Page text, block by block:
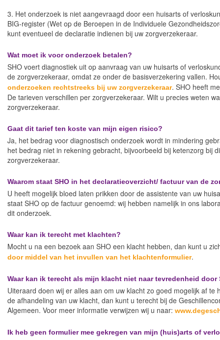
3. Het onderzoek is niet aangevraagd door een huisarts of
BIG-register (Wet op de Beroepen in de Individuele
kunt eventueel de declaratie indienen bij uw zorgverzekeraar.
Wat moet ik voor onderzoek betalen?
SHO voert diagnostiek uit op aanvraag van uw huisarts of
de zorgverzekeraar, omdat ze onder de basisverzekering vallen.
onderzoeken rechtstreeks bij uw zorgverzekeraar. SHO heeft
De tarieven verschillen per zorgverzekeraar. Wilt u precies weten
zorgverzekeraar.
Gaat dit tarief ten koste van mijn eigen risico?
Ja, het bedrag voor diagnostisch onderzoek wordt in mindering
het bedrag niet in rekening gebracht, bijvoorbeeld bij ketenzorg bij
zorgverzekeraar.
Waarom staat SHO in het declaratieoverzicht/ factuur van de
U heeft mogelijk bloed laten prikken door de assistente van uw
staat SHO op de factuur genoemd: wij hebben namelijk in ons
dit onderzoek.
Waar kan ik terecht met klachten?
Mocht u na een bezoek aan SHO een klacht hebben, dan kunt u
door middel van het invullen van het klachtenformulier.
Waar kan ik terecht als mijn klacht niet naar tevredenheid door
Uiteraard doen wij er alles aan om uw klacht zo goed mogelijk af
de afhandeling van uw klacht, dan kunt u terecht bij de
Algemeen. Voor meer informatie verwijzen wij u naar:
Ik heb geen formulier mee gekregen van mijn (huis)arts of